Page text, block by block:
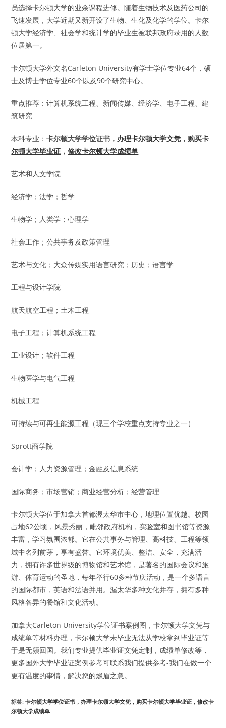
员选择卡尔顿大学的业余课程进修。随着生物技术及医药公司的
飞速发展，大学近期又新开设了生物、生化及化学的学位。卡尔
顿大学经济学、社会学和统计学的毕业生被联邦政府录用的人数
位居第一。
卡尔顿大学外文名Carleton University有学士学位专业64个，硕
士及博士学位专业60个以及90个研究中心。
重点推荐：计算机系统工程、新闻传媒、经济学、电子工程、建
筑研究
本科专业：卡尔顿大学学位证书， 办理卡尔顿大学文凭 ， 购买卡
尔顿大学毕业证 ，修改卡尔顿大学成绩单
艺术和人文学院
经济学；法学；哲学
生物学；人类学；心理学
社会工作；公共事务及政策管理
艺术与文化；大众传媒实用语言研究；历史；语言学
工程与设计学院
航天航空工程；土木工程
电子工程；计算机系统工程
工业设计；软件工程
生物医学与电气工程
机械工程
可持续与可再生能源工程（现三个学校重点支持专业之一）
Sprott商学院
会计学；人力资源管理；金融及信息系统
国际商务；市场营销；商业经营分析；经营管理
卡尔顿大学位于加拿大首都渥太华市中心，地理位置优越。校园
占地62公顷，风景秀丽，毗邻政府机构，实验室和图书馆等资源
丰富，学习氛围浓郁。它在公共事务与管理、高科技、工程等领
域中名列前茅，享有盛誉。它环境优美、整洁、安全，充满活
力，拥有许多世界级的博物馆和艺术馆，是著名的国际会议和旅
游、体育运动的圣地，每年举行60多种节庆活动，是一个多语言
的国际都市，英语和法语并用。渥太华多种文化并存，拥有多种
风格各异的餐馆和文化活动。
加拿大Carleton University学位证书案例图，卡尔顿大学文凭与
成绩单等材料办理，卡尔顿大学未毕业无法从学校拿到毕业证等
于是无颜回国。我们专业提供毕业证文凭定制，成绩单修改等，
更多国外大学毕业证案例参考可联系我们提供参考-我们在做一个
更有温度的事情，解决您的燃眉之急。
标签:卡尔顿大学学位证书，办理卡尔顿大学文凭，购买卡尔顿大学毕业证，修改卡
尔顿大学成绩单